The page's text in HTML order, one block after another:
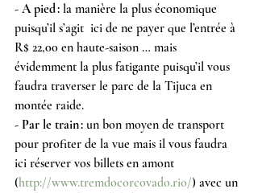
- A pied : la manière la plus économique
puisqu’il s’agit  ici de ne payer que l’entrée à
R$ 22,00 en haute-saison … mais
évidemment la plus fatigante puisqu’il vous
faudra traverser le parc de la Tijuca en
montée raide.
- Par le train : un bon moyen de transport
pour profiter de la vue mais il vous faudra
ici réserver vos billets en amont
(http://www.tremdocorcovado.rio/) avec un